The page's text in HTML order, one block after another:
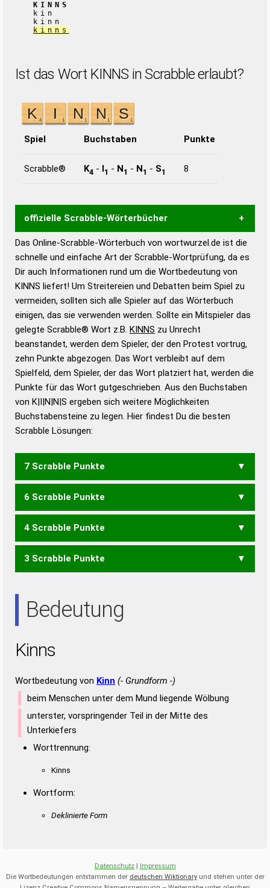
KINNS
kin
kinn
kinns
Ist das Wort KINNS in Scrabble erlaubt?
Spiel Buchstaben Punkte
Scrabble® K4 - I1 - N1 - N1 - S1 8
offizielle Scrabble-Wörterbücher
Wortwurzel liefert mit Hilfe eines semantischen
Wortanalyse-Algorithmus gute Anhaltspunkte zu
Wortbedeutung, Worttrennung und Wortform, um die
Gültigkeit eines Wortes für das Scrabble-Spiel zu
bestimmen!
zugelassene Turnier Scrabble-
Wörterbücher sind:
Duden – Standardwerk in 12 Bänden
Duden – Richtiges und gutes
Deutsch
Duden – Die deutsche Grammatik
Duden – Deutsches
Das Online-Scrabble-Wörterbuch von wortwurzel.de ist die
schnelle und einfache Art der Scrabble-Wortprüfung, da es
Dir auch Informationen rund um die Wortbedeutung von
KINNS liefert! Um Streitereien und Debatten beim Spiel zu
vermeiden, sollten sich alle Spieler auf das Wörterbuch
einigen, das sie verwenden werden. Sollte ein Mitspieler das
gelegte Scrabble® Wort z.B. KINNS zu Unrecht
beanstandet, werden dem Spieler, der den Protest vortrug,
zehn Punkte abgezogen. Das Wort verbleibt auf dem
Spielfeld, dem Spieler, der das Wort platziert hat, werden die
Punkte für das Wort gutgeschrieben. Aus den Buchstaben
von K|I|N|N|S ergeben sich weitere Möglichkeiten
Buchstabensteine zu legen. Hier findest Du die besten
Scrabble Lösungen:
7 Scrabble Punkte
SINK SKIN
6 Scrabble Punkte
KNI SKI
4 Scrabble Punkte
SINN
3 Scrabble Punkte
Bedeutung
Kinns
Wortbedeutung von Kinn (- Grundform -)
beim Menschen unter dem Mund liegende Wölbung
unterster, vorspringender Teil in der Mitte des
Unterkiefers
Worttrennung:
Kinns
Wortform:
Deklinierte Form
Datenschutz| Impressum
Die Wortbedeutungen entstammen der deutschen Wiktionaryund stehen unter der